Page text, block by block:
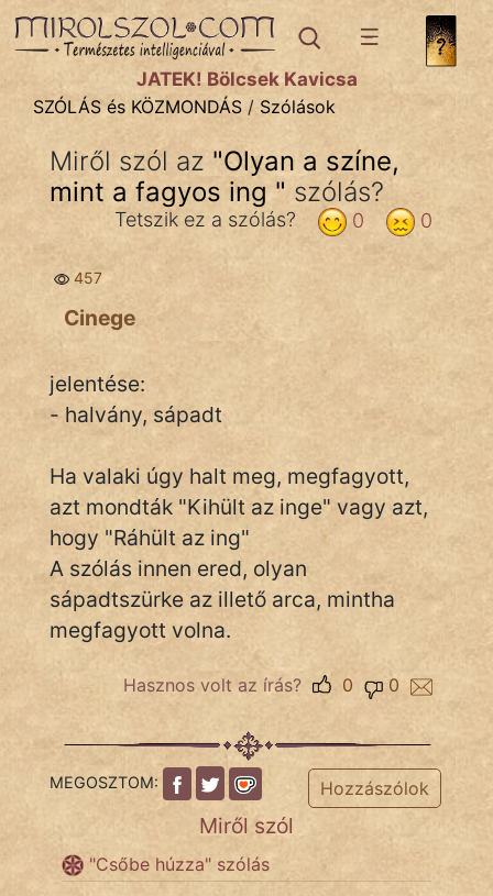
SZÓLÁS ÉS KÖZMONDÁStémák:
Bibliai
Közmondások
Szállóigék
Szóláscsoportok
Szólások
Tréfás
IRODALOM
SZÓLÁS
KÖZMONDÁS
ZENE
ÉLETMÓD
JÁTÉK! Bölcsek Kavicsa
SZÓLÁS és KÖZMONDÁS / Szólások
Miről szól az "Olyan a színe,
mint a fagyos ing " szólás?
0
0
Tetszik ez a szólás?
457
Cinege
jelentése:
- halvány, sápadt
Ha valaki úgy halt meg, megfagyott,
azt mondták "Kihült az inge" vagy azt,
hogy "Ráhült az ing"
A szólás innen ered, olyan
sápadtszürke az illető arca, mintha
megfagyott volna.
Hasznos volt az írás? 0
0
MEGOSZTOM: Hozzászólok
Miről szól
"Csőbe húzza" szólás